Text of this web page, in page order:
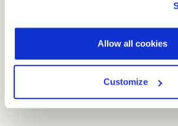
Allow all cookies
Customize
tradurli in
